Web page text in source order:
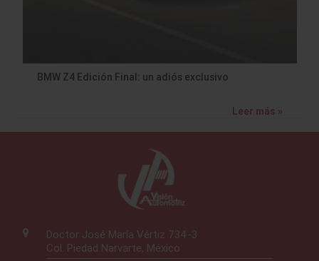
BMW Z4 Edición Final: un adiós exclusivo
Leer más »
Doctor José María Vértiz 734-3
Col. Piedad Narvarte, México